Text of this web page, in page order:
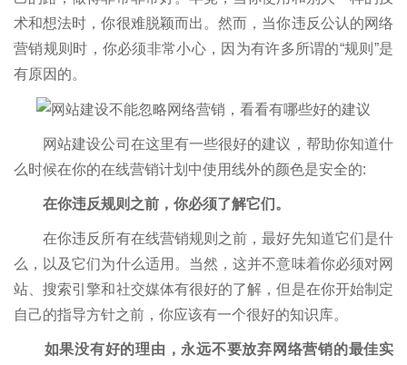
术和想法时，你很难脱颖而出。然而，当你违反公认的网络
营销规则时，你必须非常小心，因为有许多所谓的“规则”是
有原因的。
网站建设公司在这里有一些很好的建议，帮助你知道什
么时候在你的在线营销计划中使用线外的颜色是安全的:
在你违反规则之前，你必须了解它们。
在你违反所有在线营销规则之前，最好先知道它们是什
么，以及它们为什么适用。当然，这并不意味着你必须对网
站、搜索引擎和社交媒体有很好的了解，但是在你开始制定
自己的指导方针之前，你应该有一个很好的知识库。
如果没有好的理由，永远不要放弃网络营销的最佳实